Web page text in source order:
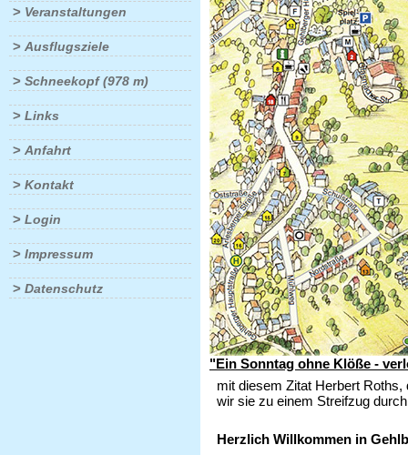
> Veranstaltungen
> Ausflugsziele
> Schneekopf (978 m)
> Links
> Anfahrt
> Kontakt
> Login
> Impressum
> Datenschutz
"Ein Sonntag ohne Klöße -
mit diesem Zitat Herbert
wir sie zu einem Streifzug
Herzlich Willkommen in